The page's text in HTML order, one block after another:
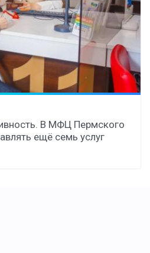
В МФЦ Пермского
ещё семь услуг